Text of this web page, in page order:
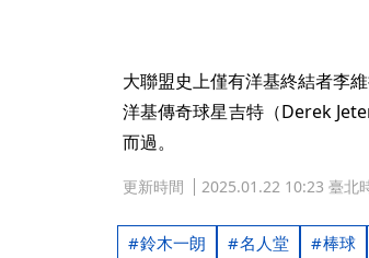
大聯盟史上僅有洋基終結者李
洋基傳奇球星吉特（Derek
而過。
更新時間 2025.01.22 10:23 臺北
鈴木一朗 名人堂 棒球